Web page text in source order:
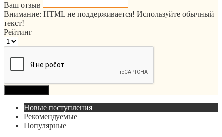
Ваш отзыв
Внимание: HTML не поддерживается! Используйте обычный
текст!
Рейтинг
Новые поступления
Рекомендуемые
Популярные